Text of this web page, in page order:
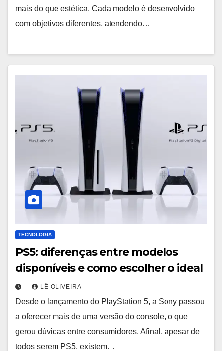
mais do que estética. Cada modelo é desenvolvido
com objetivos diferentes, atendendo…
TECNOLOGIA
PS5: diferenças entre modelos
disponíveis e como escolher o ideal
LÊ OLIVEIRA
Desde o lançamento do PlayStation 5, a Sony passou
a oferecer mais de uma versão do console, o que
gerou dúvidas entre consumidores. Afinal, apesar de
todos serem PS5, existem…